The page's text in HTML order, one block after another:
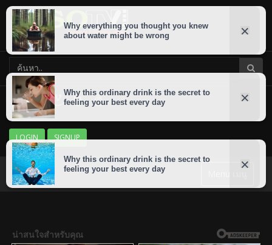
LOGIN SIGNUP